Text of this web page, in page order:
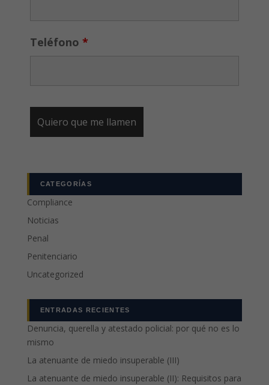
Teléfono *
CATEGORÍAS
Compliance
Noticias
Penal
Penitenciario
Uncategorized
ENTRADAS RECIENTES
Denuncia, querella y atestado policial: por qué no es lo
mismo
La atenuante de miedo insuperable (III)
La atenuante de miedo insuperable (II): Requisitos para